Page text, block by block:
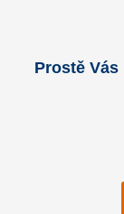
Prostě